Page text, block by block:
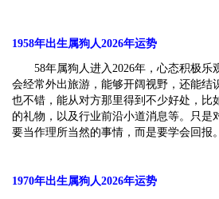
1958年出生属狗人2026年运势
58年属狗人进入2026年，心态积极乐
会经常外出旅游，能够开阔视野，还能结
也不错，能从对方那里得到不少好处，比
的礼物，以及行业前沿小道消息等。只是
要当作理所当然的事情，而是要学会回报。
1970年出生属狗人2026年运势